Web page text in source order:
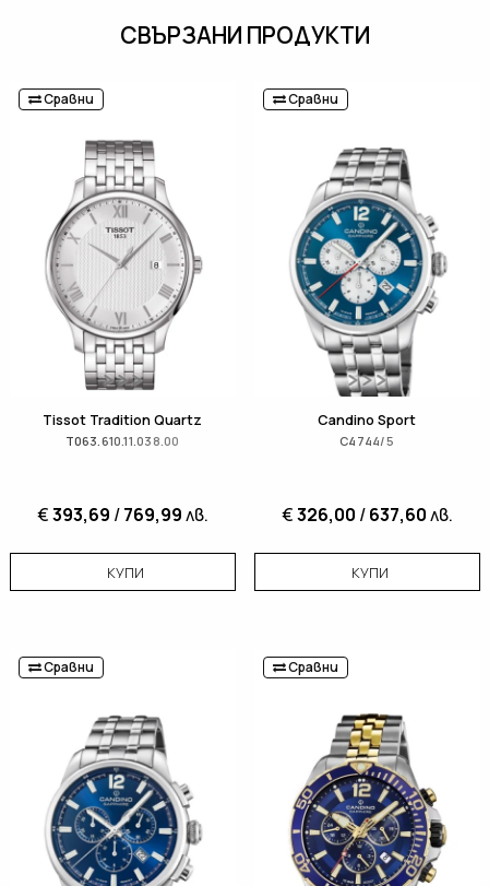
СВЪРЗАНИ ПРОДУКТИ
Сравни
Tissot Tradition Quartz
T063.610.11.038.00
€393,69 /769,99лв.
КУПИ
Сравни
Candino Sport
C4744/5
€326,00 /637,60лв.
КУПИ
Сравни Сравни